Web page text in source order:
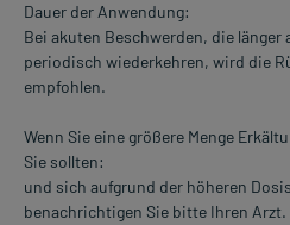
Dauer der Anwendung:
Bei akuten Beschwerden, die länger
periodisch wiederkehren, wird die
empfohlen.
Wenn Sie eine größere Menge
Sie sollten:
und sich aufgrund der höheren
benachrichtigen Sie bitte Ihren Arzt.